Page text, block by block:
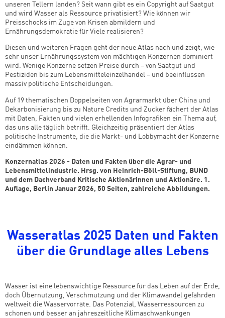
unseren Tellern landen? Seit wann gibt es ein Copyright auf Saatgut
und wird Wasser als Ressource privatisiert? Wie können wir
Preisschocks im Zuge von Krisen abmildern und
Ernährungsdemokratie für Viele realisieren?
Diesen und weiteren Fragen geht der neue Atlas nach und zeigt, wie
sehr unser Ernährungssystem von mächtigen Konzernen dominiert
wird. Wenige Konzerne setzen Preise durch – von Saatgut und
Pestiziden bis zum Lebensmitteleinzelhandel – und beeinflussen
massiv politische Entscheidungen.
Auf 19 thematischen Doppelseiten von Agrarmarkt über China und
Dekarbonisierung bis zu Nature Credits und Zucker fächert der Atlas
mit Daten, Fakten und vielen erhellenden Infografiken ein Thema auf,
das uns alle täglich betrifft. Gleichzeitig präsentiert der Atlas
politische Instrumente, die die Markt- und Lobbymacht der Konzerne
eindämmen können.
Konzernatlas 2026 - Daten und Fakten über die Agrar- und
Lebensmittelindustrie. Hrsg. von Heinrich-Böll-Stiftung, BUND
und dem Dachverband Kritische Aktionärinnen und Aktionäre. 1.
Auflage, Berlin Januar 2026, 50 Seiten, zahlreiche Abbildungen.
Wasseratlas 2025 Daten und Fakten
über die Grundlage alles Lebens
Wasser ist eine lebenswichtige Ressource für das Leben auf der Erde,
doch Übernutzung, Verschmutzung und der Klimawandel gefährden
weltweit die Wasservorräte. Das Potenzial, Wasserressourcen zu
schonen und besser an jahreszeitliche Klimaschwankungen